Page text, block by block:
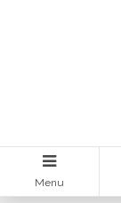
Menu